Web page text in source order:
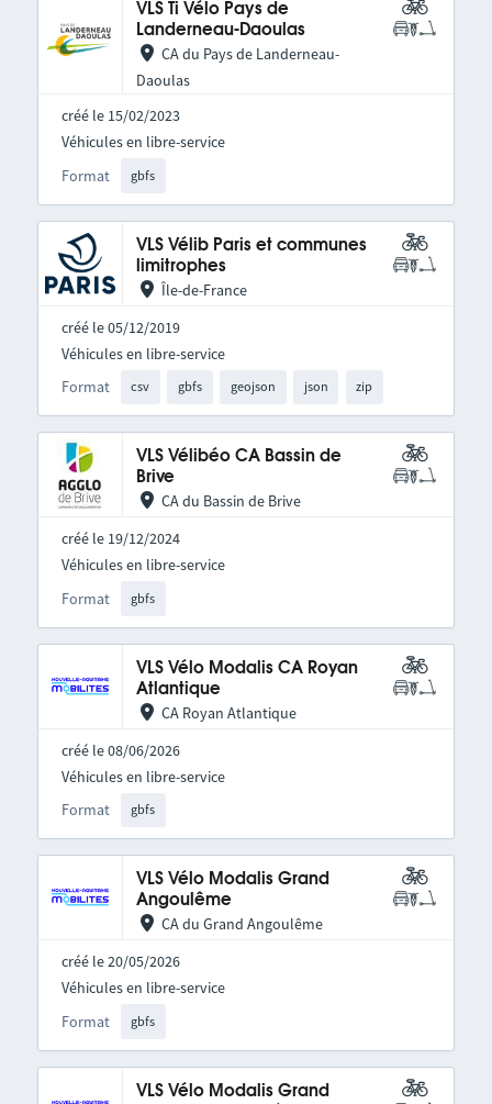
VLS Ti Vélo Pays de
Landerneau-Daoulas
CA du Pays de Landerneau-
Daoulas
créé le 15/02/2023
Format gbfs
Véhicules en libre-service
VLS Vélib Paris et communes
limitrophes
Île-de-France
créé le 05/12/2019
Format csv gbfs geojson json zip
Véhicules en libre-service
VLS Vélibéo CA Bassin de
Brive
CA du Bassin de Brive
créé le 19/12/2024
Format gbfs
Véhicules en libre-service
VLS Vélo Modalis CA Royan
Atlantique
CA Royan Atlantique
créé le 08/06/2026
Format gbfs
Véhicules en libre-service
VLS Vélo Modalis Grand
Angoulême
CA du Grand Angoulême
créé le 20/05/2026
Format gbfs
Véhicules en libre-service
VLS Vélo Modalis Grand